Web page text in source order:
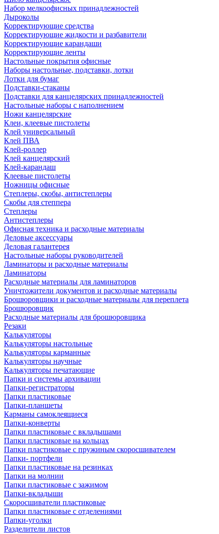
Набор мелкоофисных принадлежностей
Дыроколы
Корректирующие средства
Корректирующие жидкости и разбавители
Корректирующие карандаши
Корректирующие ленты
Настольные покрытия офисные
Наборы настольные, подставки, лотки
Лотки для бумаг
Подставки-стаканы
Подставки для канцелярских принадлежностей
Настольные наборы с наполнением
Ножи канцелярские
Клеи, клеевые пистолеты
Клей универсальный
Клей ПВА
Клей-роллер
Клей канцелярский
Клей-карандаш
Клеевые пистолеты
Ножницы офисные
Степлеры, скобы, антистеплеры
Скобы для степпера
Степлеры
Антистеплеры
Офисная техника и расходные материалы
Деловые аксессуары
Деловая галантерея
Настольные наборы руководителей
Ламинаторы и расходные материалы
Ламинаторы
Расходные материалы для ламинаторов
Уничтожители документов и расходные материалы
Брошюровщики и расходные материалы для переплета
Брошюровщик
Расходные материалы для брошюровщика
Резаки
Калькуляторы
Калькуляторы настольные
Калькуляторы карманные
Калькуляторы научные
Калькуляторы печатающие
Папки и системы архивации
Папки-регистраторы
Папки пластиковые
Папки-планшеты
Карманы самоклеящиеся
Папки-конверты
Папки пластиковые с вкладышами
Папки пластиковые на кольцах
Папки пластиковые с пружиным скоросшивателем
Папки- портфели
Папки пластиковые на резинках
Папки на молнии
Папки пластиковые с зажимом
Папки-вкладыши
Скоросшиватели пластиковые
Папки пластиковые с отделениями
Папки-уголки
Разделители листов